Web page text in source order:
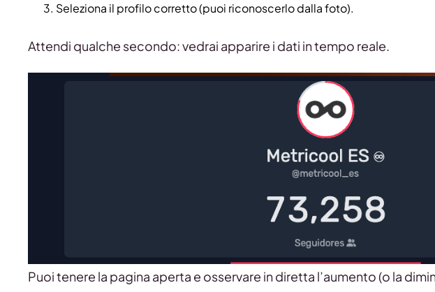
Seleziona il profilo corretto (puoi riconoscerlo dalla foto).
Attendi qualche secondo: vedrai apparire i dati in tempo reale.
Puoi tenere la pagina aperta e osservare in diretta l’aumento (o la